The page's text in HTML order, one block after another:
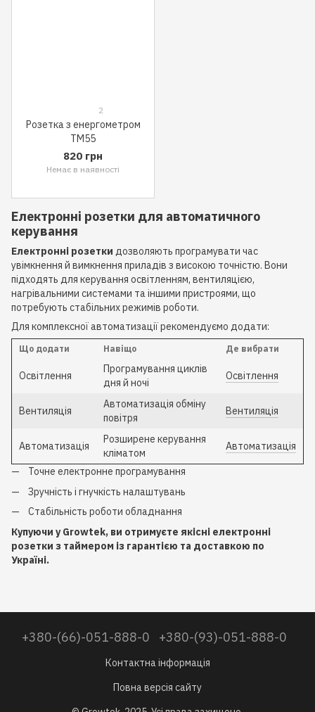
2
Розетка з енергометром
ТМ55
820 грн
Немає в наявності
Електронні розетки для автоматичного
керування
Електронні розетки дозволяють програмувати час
увімкнення й вимкнення приладів з високою точністю. Вони
підходять для керування освітленням, вентиляцією,
нагрівальними системами та іншими пристроями, що
потребують стабільних режимів роботи.
Для комплексної автоматизації рекомендуємо додати:
Що додати Навіщо Де вибрати
Освітлення
Програмування циклів
дня й ночі
Освітлення
Вентиляція
Автоматизація обміну
повітря
Вентиляція
Автоматизація
Розширене керування
кліматом
Автоматизація
Точне електронне програмування
Зручність і гнучкість налаштувань
Стабільність роботи обладнання
Купуючи у Growtek, ви отримуєте якісні електронні
розетки з таймером із гарантією та доставкою по
Україні.
+380-(66)-051-888-0 +380-(93)-051-888-0
Контактна інформація
Повна версія сайту